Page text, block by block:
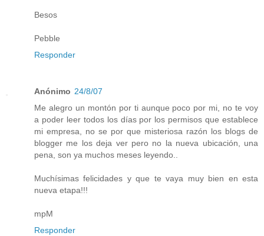
Besos
Pebble
Responder
Anónimo 24/8/07
Me alegro un montón por ti aunque poco por mi, no te voy
a poder leer todos los días por los permisos que establece
mi empresa, no se por que misteriosa razón los blogs de
blogger me los deja ver pero no la nueva ubicación, una
pena, son ya muchos meses leyendo..
Muchísimas felicidades y que te vaya muy bien en esta
nueva etapa!!!
mpM
Responder